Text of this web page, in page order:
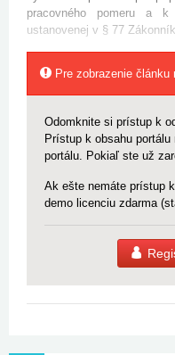
pracovného pomeru a k
ustanovenej v § 77
Pre zobrazenie článku
Odomknite si prístup k
Prístup k obsahu
portálu. Pokiaľ ste už
Ak ešte nemáte prístup
demo licenciu zdarma